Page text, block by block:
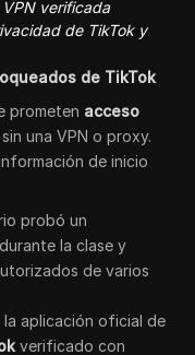
VPN verificada
de TikTok y
de TikTok
prometen acceso
una VPN o proxy.
de inicio
probó un
la clase y
de varios
la aplicación oficial de
verificado con